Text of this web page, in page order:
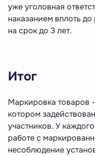
уже уголовная
наказанием вплоть
на срок до 3 лет.
Итог
Маркировка товаров
котором
участников. У
работе с
несоблюдение